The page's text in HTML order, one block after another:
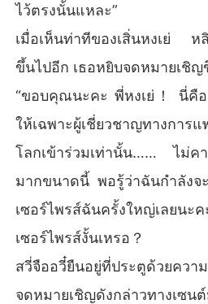
อง “อวี๋อวี๋ เธอเป็นของฉัน ถ้าเธอก
แต่น้อย ฉันจะทำให้เขาหายไปจากโ
สวี่จืออวี๋รู้สึกว่าชายคนนี้บ้าคลั่งจน
คืนนั้น ชายคนนั้นบ้าคลั่งดันเธอไป
อไม่หยุด และร้องขอเสียงแหบว่า “
ธอ”
เขาคือผู้นำที่มีอิทธิพลสูงสุดที่ทุกคน
ไว้ตรงนั้นแหละ”
เมื่อเห็นท่าทีของเสิ่นหงเย่ ห
ขึ้นไปอีก เธอหยิบจดหมายเชิ
“ขอบคุณนะคะ พี่หงเย่！ นี่คื
ให้เฉพาะผู้เชี่ยวชาญทางการ
โลกเข้าร่วมเท่านั้น…… ไม่ค
มากขนาดนี้ พอรู้ว่าฉันกำลัง
เซอร์ไพรส์ฉันครั้งใหญ่เลยนะค
เซอร์ไพรส์งั้นเหรอ？
สวี่จืออวี๋ยืนอยู่ที่ประตูด้วยควา
จดหมายเชิญดังกล่าวทางเซน